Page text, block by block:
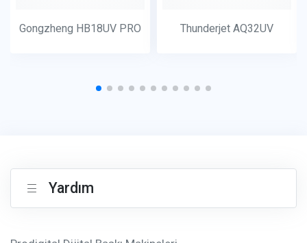
Gongzheng HB18UV PRO Thunderjet AQ32UV
Yardım